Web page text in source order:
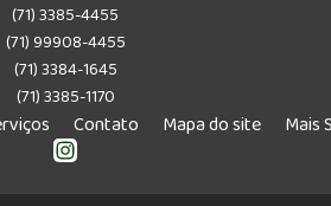
(71) 3385-4455
(71) 99908-4455
(71) 3384-1645
(71) 3385-1170
Contato Mapa do site Mais